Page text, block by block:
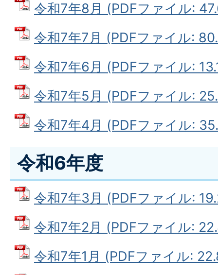
令和7年8月 (PDFファイル:
令和7年7月 (PDFファイル:
令和7年6月 (PDFファイル:
令和7年5月 (PDFファイル:
令和7年4月 (PDFファイル:
令和6年度
令和7年3月 (PDFファイル:
令和7年2月 (PDFファイル:
令和7年1月 (PDFファイル: